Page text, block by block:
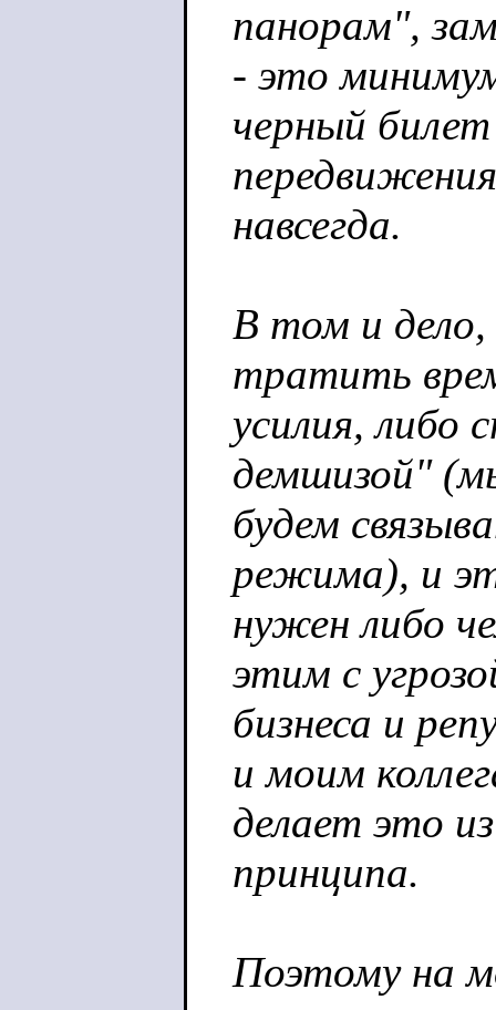
панорам",
- это
черный
навсегда.
В том и дело,
тратить
усилия,
демшизой"
будем
режима), и
нужен либо
этим с
бизнеса и
и моим
делает это
принципа.
Поэтому на